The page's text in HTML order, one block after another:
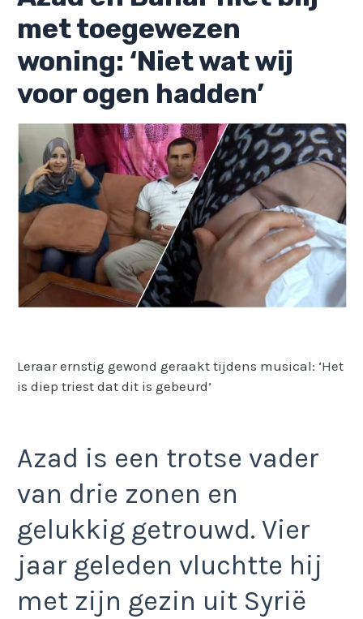
met toegewezen
woning: ‘Niet wat wij
voor ogen hadden’
Leraar ernstig gewond geraakt tijdens musical: ‘Het
is diep triest dat dit is gebeurd’
Azad is een trotse vader
van drie zonen en
gelukkig getrouwd. Vier
jaar geleden vluchtte hij
met zijn gezin uit Syrië